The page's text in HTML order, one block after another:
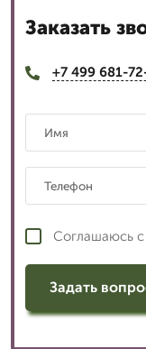
Заказать
+7 499 681-
Соглашаюсь с
Задать